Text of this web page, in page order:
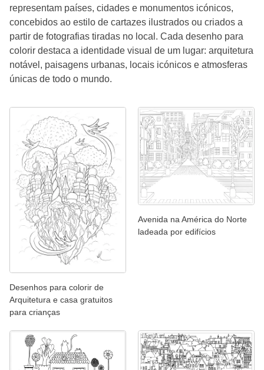
representam países, cidades e monumentos icónicos,
concebidos ao estilo de cartazes ilustrados ou criados a
partir de fotografias tiradas no local. Cada desenho para
colorir destaca a identidade visual de um lugar: arquitetura
notável, paisagens urbanas, locais icónicos e atmosferas
únicas de todo o mundo.
Desenhos para colorir de
Arquitetura e casa gratuitos
para crianças
Avenida na América do Norte
ladeada por edifícios